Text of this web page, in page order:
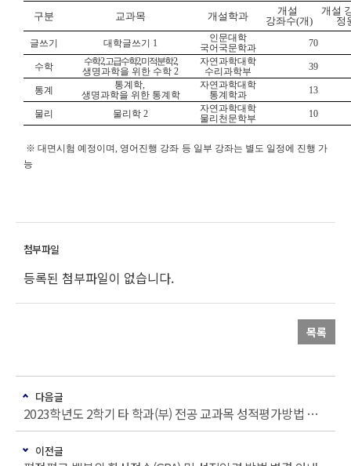
구분 교과목 개설학과
개설
강좌수(개)
개설
정
글쓰기 대학글쓰기 1
인문대학
국어국문학과
70
수학
수학 2, 고급수학 2, 미적분학 2,
생명과학을 위한 수학 2
자연과학대학
수리과학부
39
통계
통계학,
생명과학을 위한 통계학
자연과학대학
통계학과
13
물리 물리학 2
자연과학대학
물리천문학부
10
※ 대면시험 예정이며, 영어진행 강좌 등 일부 강좌는 별도 일정에 진행 가
능
등록된 첨부파일이 없습니다.
목록
다음글
2023학년도 2학기 타 학과(부) 전공 교과목 성적평가방법 선택제 신청 안내
이전글